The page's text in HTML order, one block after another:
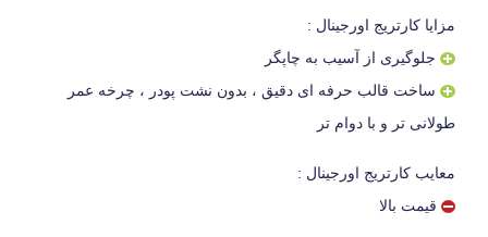
مزایا کارتریج اورجینال :
جلوگیری از آسیب به چاپگر
ساخت قالب حرفه ای دقیق ، بدون نشت پودر ، چرخه عمر
طولانی تر و با دوام تر
معایب کارتریج اورجینال :
قیمت بالا